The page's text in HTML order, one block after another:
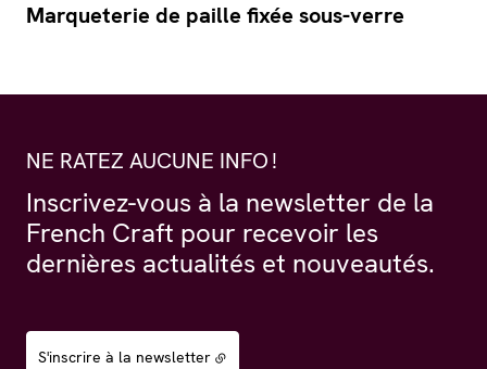
Marqueterie de paille fixée sous-verre
NE RATEZ AUCUNE INFO !
Inscrivez-vous à la newsletter de la
French Craft pour recevoir les
dernières actualités et nouveautés.
S'inscrire à la newsletter